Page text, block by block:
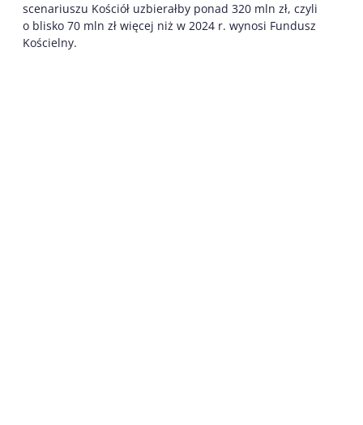
scenariuszu Kościół uzbierałby ponad 320 mln zł, czyli
o blisko 70 mln zł więcej niż w 2024 r. wynosi Fundusz
Kościelny.